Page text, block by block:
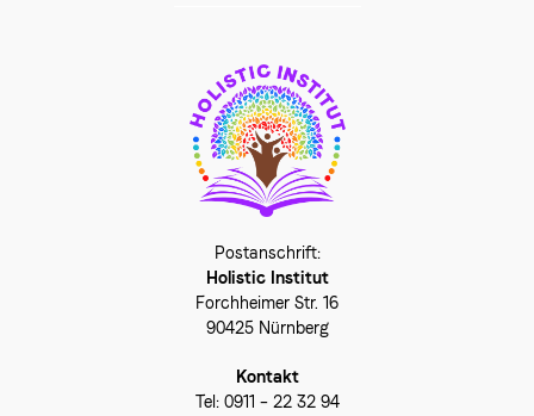
Postanschrift:
Holistic Institut
Forchheimer Str. 16
90425 Nürnberg
Kontakt
Tel: 0911 – 22 32 94